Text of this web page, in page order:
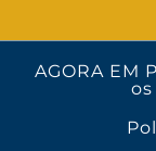
AGORA EM